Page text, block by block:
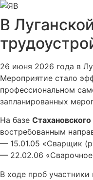
Перейти
к
содержимому
В
26 июня 2026 года в
Мероприятие стало
профессиональном
запланированных
На базе
востребованным
— 15.01.05 «Сварщик
— 22.02.06 «Сварочное
В ходе проб